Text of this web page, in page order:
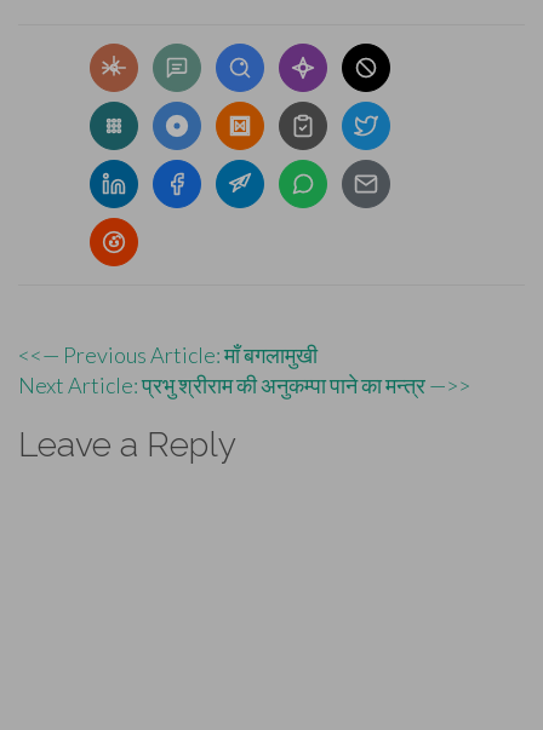
Post
navigation
<<— Previous Article: माँ बगलामुखी
Next Article: प्रभु श्रीराम की अनुकम्पा पाने का मन्त्र —>>
Leave a Reply